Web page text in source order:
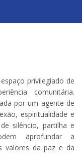
privilegiado de
comunitária.
por um agente de
espiritualidade e
silêncio, partilha e
aprofundar a
valores da paz e da